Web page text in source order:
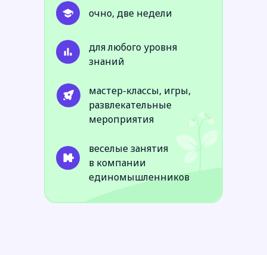
веселые занятия
в компании
единомышленников
мастер-классы, игры,
развлекательные
мероприятия
для любого уровня
знаний
очно, две недели
Программирование,
математика —
века